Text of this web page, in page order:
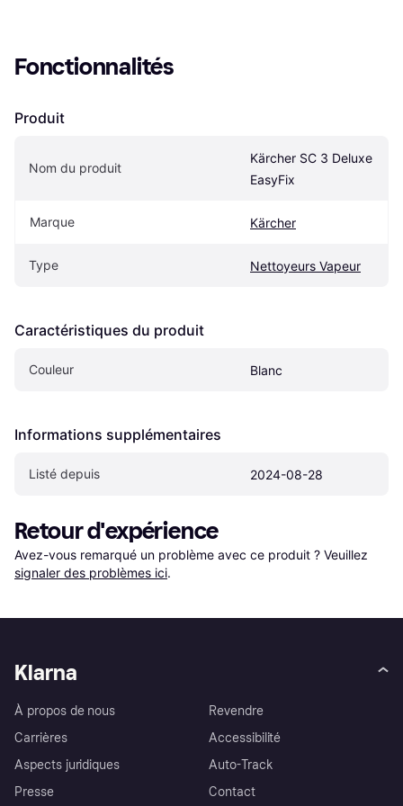
Fonctionnalités
Produit
Nom du produit
Kärcher SC 3 Deluxe
EasyFix
Marque Kärcher
Type Nettoyeurs Vapeur
Caractéristiques du produit
Couleur Blanc
Informations supplémentaires
Listé depuis 2024-08-28
Retour d'expérience
Avez-vous remarqué un problème avec ce produit ? Veuillez
signaler des problèmes ici.
Klarna
À propos de nous
Carrières
Aspects juridiques
Presse
Revendre
Accessibilité
Auto-Track
Contact